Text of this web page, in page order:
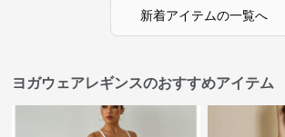
新着アイテムの一覧へ
ヨガウェアレギンスのおすすめアイテム